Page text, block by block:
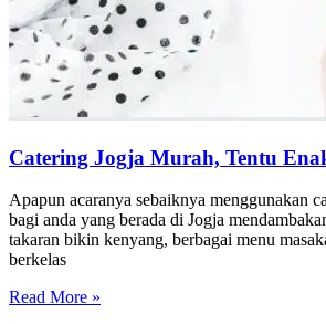
Catering Jogja Murah, Tentu
Apapun acaranya sebaiknya menggunakan
bagi anda yang berada di Jogja
takaran bikin kenyang, berbagai menu
berkelas
Read More »